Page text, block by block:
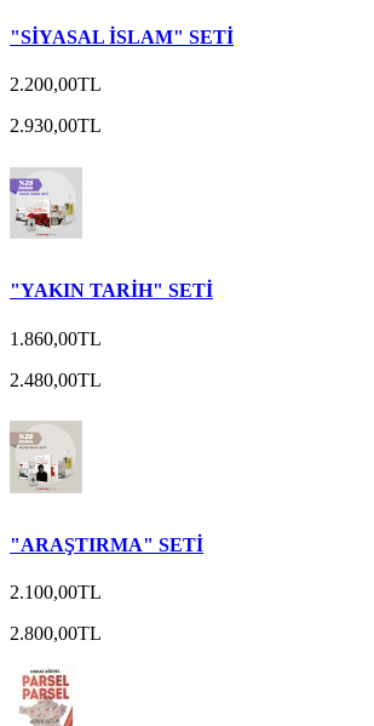
"SİYASAL İSLAM" SETİ
2.200,00TL
2.930,00TL
"YAKIN TARİH" SETİ
1.860,00TL
2.480,00TL
"ARAŞTIRMA" SETİ
2.100,00TL
2.800,00TL